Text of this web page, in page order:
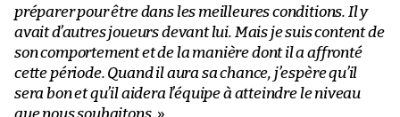
préparer pour être dans les meilleures conditions. Il y
avait d’autres joueurs devant lui. Mais je suis content de
son comportement et de la manière dont il a affronté
cette période. Quand il aura sa chance, j’espère qu’il
sera bon et qu’il aidera l’équipe à atteindre le niveau
que nous souhaitons. »